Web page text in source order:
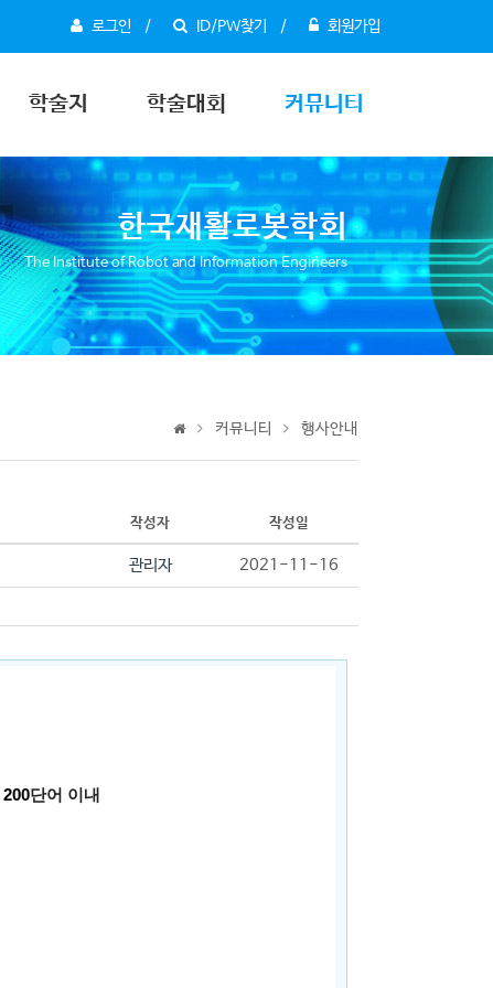
로그인 ID/PW찾기 회원가입
학술지 학술대회 커뮤니티
한국재활로봇학회
The Institute of Robot and Information Engineers
커뮤니티 행사안내
작성자 작성일
관리자 2021-11-16
200단어 이내